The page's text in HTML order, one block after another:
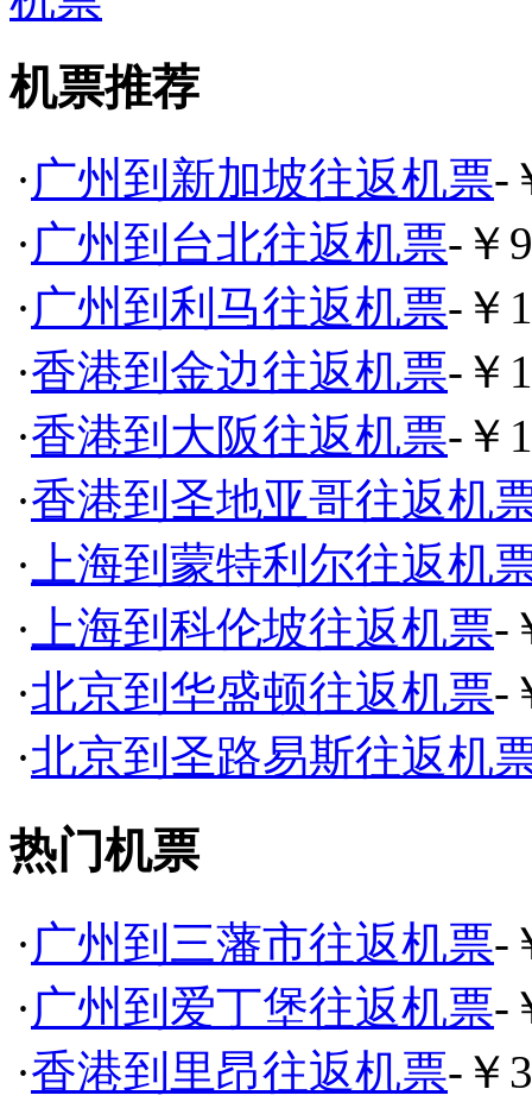
机票推荐
·广州到新加坡往返机票-
·广州到台北往返机票-￥
·广州到利马往返机票-￥
·香港到金边往返机票-￥
·香港到大阪往返机票-￥
·香港到圣地亚哥往返机
· 上海到蒙特利尔往返机
· 上海到科伦坡往返机票-
·北京到华盛顿往返机票-
·北京到圣路易斯往返机
热门机票
·广州到三藩市往返机票-
·广州到爱丁堡往返机票-
·香港到里昂往返机票-￥